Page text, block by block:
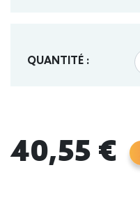
QUANTITÉ :
40,55 €